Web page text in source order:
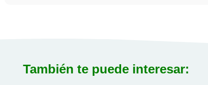
También te puede interesar: